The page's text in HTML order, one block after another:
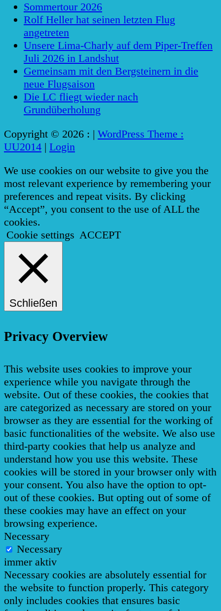
Sommertour 2026
Rolf Heller hat seinen letzten Flug
angetreten
Unsere Lima-Charly auf dem Piper-Treffen
Juli 2026 in Landshut
Gemeinsam mit den Bergsteinern in die
neue Flugsaison
Die LC fliegt wieder nach
Grundüberholung
Copyright © 2026 : | WordPress Theme :
UU2014 | Login
We use cookies on our website to give you the
most relevant experience by remembering your
preferences and repeat visits. By clicking
“Accept”, you consent to the use of ALL the
cookies.
Cookie settings ACCEPT
Schließen
Privacy Overview
This website uses cookies to improve your
experience while you navigate through the
website. Out of these cookies, the cookies that
are categorized as necessary are stored on your
browser as they are essential for the working of
basic functionalities of the website. We also use
third-party cookies that help us analyze and
understand how you use this website. These
cookies will be stored in your browser only with
your consent. You also have the option to opt-
out of these cookies. But opting out of some of
these cookies may have an effect on your
browsing experience.
Necessary
Necessary
immer aktiv
Necessary cookies are absolutely essential for
the website to function properly. This category
only includes cookies that ensures basic